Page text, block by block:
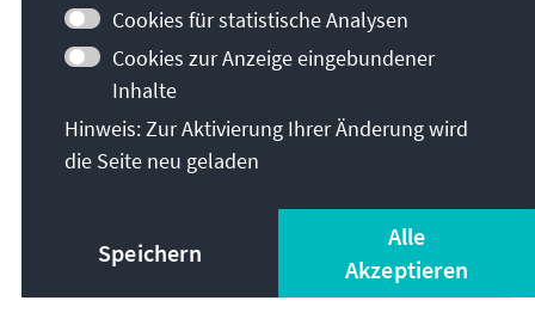
Christen in Israel
Herunterladen
Cookies für statistische Analysen
Cookies zur Anzeige eingebundener
Inhalte
Hinweis: Zur Aktivierung Ihrer Änderung wird
die Seite neu geladen
Speichern
Alle
Akzeptieren